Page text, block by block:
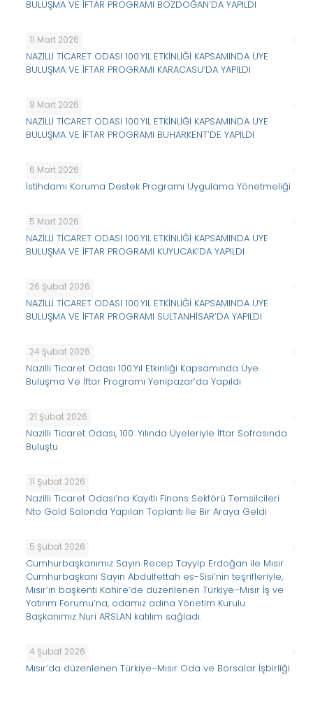
BULUŞMA VE İFTAR PROGRAMI BOZDOĞAN’DA YAPILDI
11 Mart 2026
NAZİLLİ TİCARET ODASI 100.YIL ETKİNLİĞİ KAPSAMINDA ÜYE
BULUŞMA VE İFTAR PROGRAMI KARACASU’DA YAPILDI
9 Mart 2026
NAZİLLİ TİCARET ODASI 100.YIL ETKİNLİĞİ KAPSAMINDA ÜYE
BULUŞMA VE İFTAR PROGRAMI BUHARKENT’DE YAPILDI
6 Mart 2026
İstihdamı Koruma Destek Programı Uygulama Yönetmeliği
5 Mart 2026
NAZİLLİ TİCARET ODASI 100.YIL ETKİNLİĞİ KAPSAMINDA ÜYE
BULUŞMA VE İFTAR PROGRAMI KUYUCAK’DA YAPILDI
26 Şubat 2026
NAZİLLİ TİCARET ODASI 100.YIL ETKİNLİĞİ KAPSAMINDA ÜYE
BULUŞMA VE İFTAR PROGRAMI SULTANHİSAR’DA YAPILDI
24 Şubat 2026
Nazilli Ticaret Odası 100.Yıl Etkinliği Kapsamında Üye
Buluşma Ve İftar Programı Yenipazar’da Yapıldı
21 Şubat 2026
Nazilli Ticaret Odası, 100. Yılında Üyeleriyle İftar Sofrasında
Buluştu
11 Şubat 2026
Nazilli Ticaret Odası’na Kayıtlı Finans Sektörü Temsilcileri
Nto Gold Salonda Yapılan Toplantı İle Bir Araya Geldi
5 Şubat 2026
Cumhurbaşkanımız Sayın Recep Tayyip Erdoğan ile Mısır
Cumhurbaşkanı Sayın Abdulfettah es-Sisi’nin teşrifleriyle,
Mısır’ın başkenti Kahire’de düzenlenen Türkiye–Mısır İş ve
Yatırım Forumu’na, odamız adına Yönetim Kurulu
Başkanımız Nuri ARSLAN katılım sağladı.
4 Şubat 2026
Mısır’da düzenlenen Türkiye–Mısır Oda ve Borsalar İşbirliği